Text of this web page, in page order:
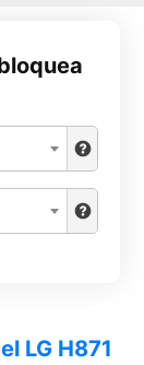
LG H871